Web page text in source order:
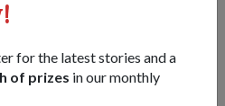
for the latest stories and a
of prizes in our monthly
/
this story: